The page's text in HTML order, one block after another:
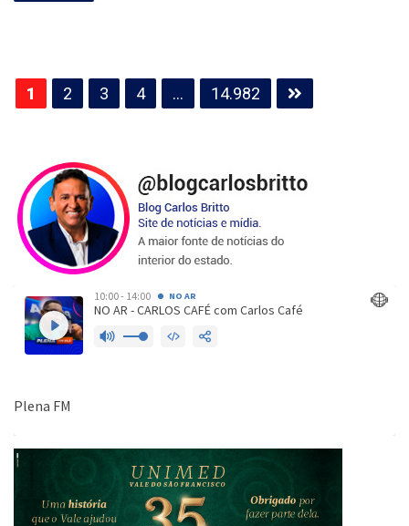
Paginação
de
1 2 3 4 … 14.982